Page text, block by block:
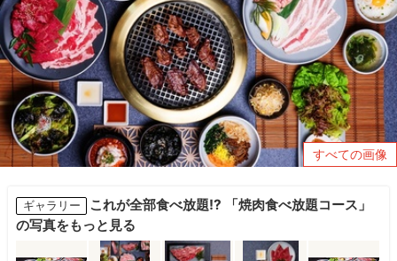
すべての画像
ギャラリー
これが全部食べ放題!? 「焼肉食べ放題コース」
の写真をもっと見る